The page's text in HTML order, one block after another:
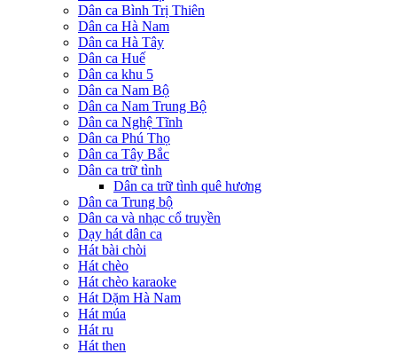
Dân ca Bình Trị Thiên
Dân ca Hà Nam
Dân ca Hà Tây
Dân ca Huế
Dân ca khu 5
Dân ca Nam Bộ
Dân ca Nam Trung Bộ
Dân ca Nghệ Tĩnh
Dân ca Phú Thọ
Dân ca Tây Bắc
Dân ca trữ tình
Dân ca trữ tình quê hương
Dân ca Trung bộ
Dân ca và nhạc cổ truyền
Dạy hát dân ca
Hát bài chòi
Hát chèo
Hát chèo karaoke
Hát Dặm Hà Nam
Hát múa
Hát ru
Hát then